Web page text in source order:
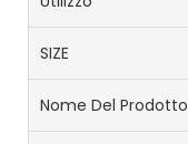
SIZE
Nome Del Prodotto